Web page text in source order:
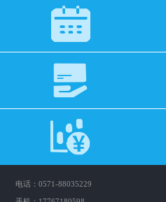
电子拉力试验机选择
拉力试验机如何配置
挑选电子拉力机力值
拉力机力值选购十分
GB/T 3682.1-2018与
在塑料工业中，熔体
科思Quarrz固体比重计
数显直读式密度测试
橡胶比重计密度计与
电话：0571-88035229